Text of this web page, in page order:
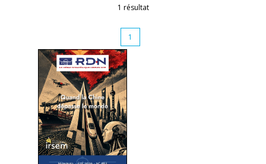
1 résultat
1